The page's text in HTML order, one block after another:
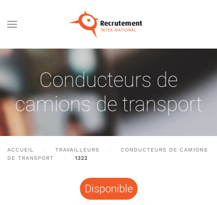
Passer au contenu principal
Conducteurs de
camions de transport
ACCUEIL TRAVAILLEURS
CONDUCTEURS DE CAMIONS
DE TRANSPORT
1322
Disponible